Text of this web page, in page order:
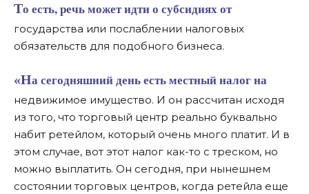
То есть, речь может идти о субсидиях от
государства или послаблении налоговых
обязательств для подобного бизнеса.
«На сегодняшний день есть местный налог на
недвижимое имущество. И он рассчитан исходя
из того, что торговый центр реально буквально
набит ретейлом, который очень много платит. И в
этом случае, вот этот налог как-то с треском, но
можно выплатить. Он сегодня, при нынешнем
состоянии торговых центров, когда ретейла еще